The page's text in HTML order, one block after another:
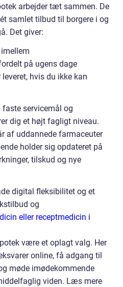
arbejder tæt sammen. De
samlet tilbud til borgere i og
Det giver:
på ugens dage
hvis du ikke kan
servicemål og
dig et højt fagligt niveau.
af uddannede farmaceuter
holder sig opdateret på
tilskud og nye
digital fleksibilitet og et
og
eller receptmedicin i
være et oplagt valg. Her
online, få adgang til
møde imødekommende
viden. Læs mere